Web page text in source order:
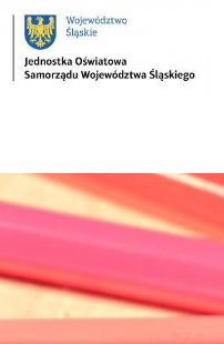
treści